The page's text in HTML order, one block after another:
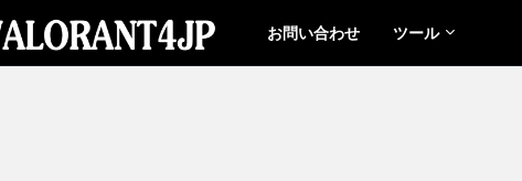
お問い合わせ ツール